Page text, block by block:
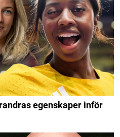
egenskaper inför